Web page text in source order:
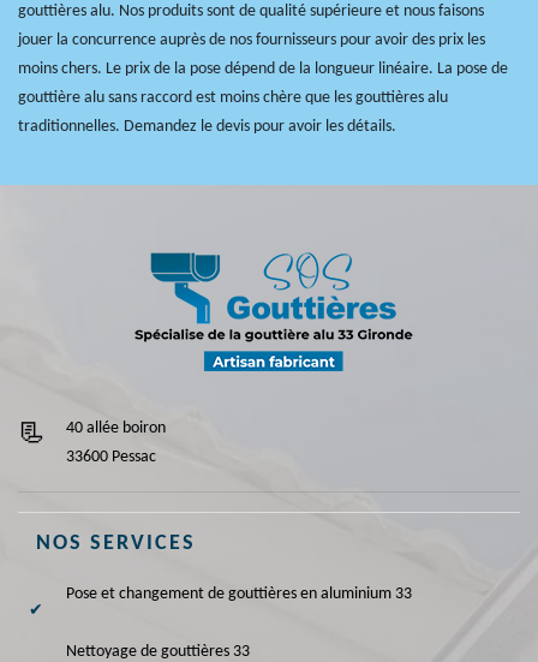
gouttières alu. Nos produits sont de qualité supérieure et nous faisons
jouer la concurrence auprès de nos fournisseurs pour avoir des prix les
moins chers. Le prix de la pose dépend de la longueur linéaire. La pose de
gouttière alu sans raccord est moins chère que les gouttières alu
traditionnelles. Demandez le devis pour avoir les détails.
40 allée boiron
33600 Pessac
NOS SERVICES
Pose et changement de gouttières en aluminium 33
Nettoyage de gouttières 33